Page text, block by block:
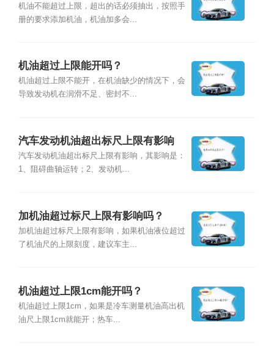
机油不能超过上限，超出的话必须抽出，按照手
册的要求添加机油，机油加多会...
机油超过上限能开吗？
机油超过上限不能开，在机油缺少的情况下，会
导致发动机在润滑不足、密封不...
汽车发动机油超出标尺上限有影响
吗？
汽车发动机油超出标尺上限有影响，其影响是：
1、阻碍曲轴运转；2、发动机...
加机油超过标尺上限有影响吗？
加机油超过标尺上限有影响，如果机油液位超过
了机油尺的上限刻度，建议车主...
机油超过上限1cm能开吗？
机油超过上限1cm，如果是冷车测量机油高出机
油尺上限1cm就能开；热车...